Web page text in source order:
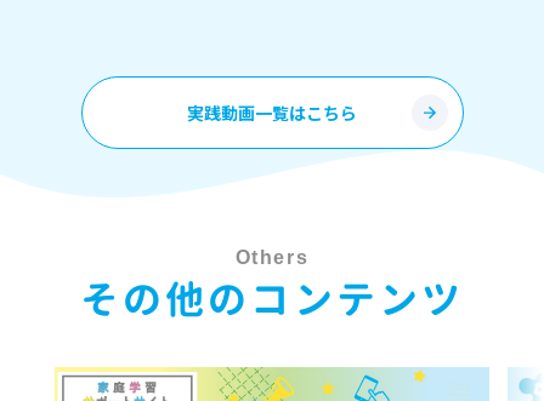
実践動画一覧はこちら
Others
その他のコンテンツ